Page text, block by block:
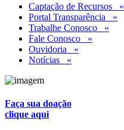
Captação de Recursos «
Portal Transparência «
Trabalhe Conosco «
Fale Conosco «
Ouvidoria «
Notícias «
Faça sua doação
clique aqui